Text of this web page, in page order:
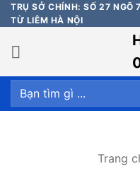
Bỏ
qua
nội
dung
TRỤ SỞ CHÍNH: SỐ 27 NGÕ
TỪ LIÊM HÀ NỘI
Tìm
kiếm:
Trang